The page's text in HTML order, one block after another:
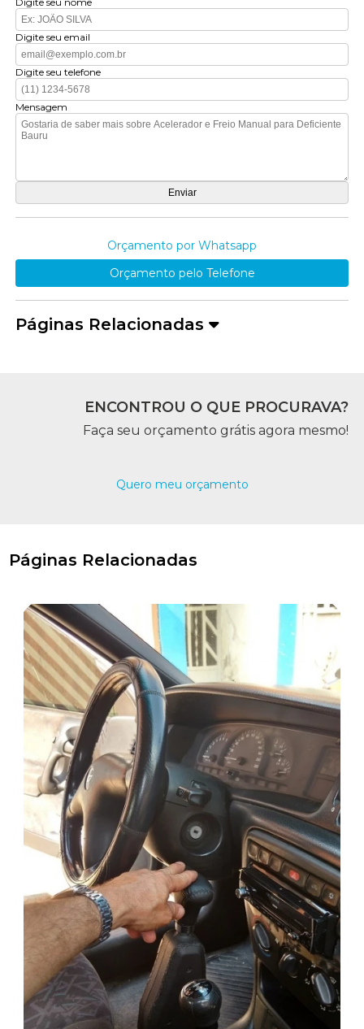
Digite seu email
Digite seu telefone
Mensagem
Orçamento por Whatsapp
Orçamento pelo Telefone
Páginas Relacionadas
ENCONTROU O QUE PROCURAVA?
Faça seu orçamento grátis agora mesmo!
Quero meu orçamento
Páginas Relacionadas